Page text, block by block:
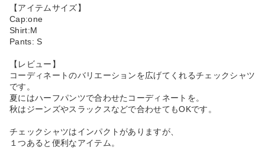
【アイテムサイズ】
Cap:one
Shirt:M
Pants: S
【レビュー】
コーディネートのバリエーションを広げてくれるチェックシャツ
です。
夏にはハーフパンツで合わせたコーディネートを。
秋はジーンズやスラックスなどで合わせてもOKです。
チェックシャツはインパクトがありますが、
１つあると便利なアイテム。